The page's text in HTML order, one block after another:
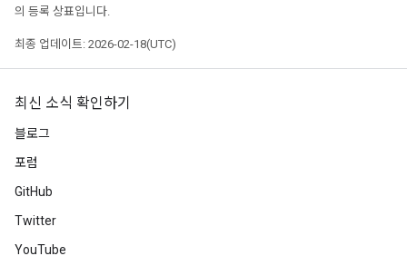
의 등록 상표입니다.
최종 업데이트: 2026-02-18(UTC)
최신 소식 확인하기
블로그
포럼
GitHub
Twitter
YouTube